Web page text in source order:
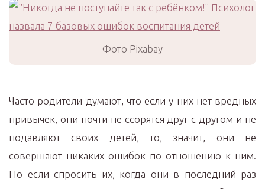
Фото Pixabay
Часто родители думают, что если у них нет вредных
привычек, они почти не ссорятся друг с другом и не
подавляют своих детей, то, значит, они не
совершают никаких ошибок по отношению к ним.
Но если спросить их, когда они в последний раз